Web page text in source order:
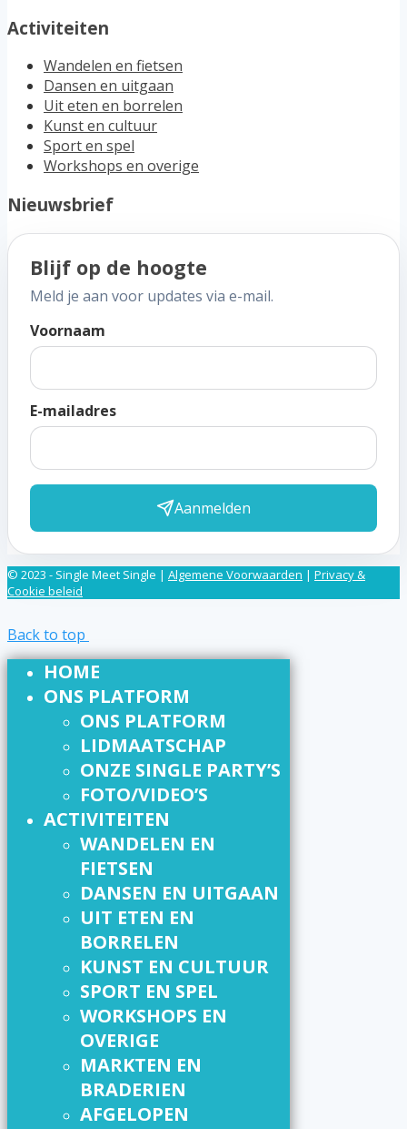
Activiteiten
Wandelen en fietsen
Dansen en uitgaan
Uit eten en borrelen
Kunst en cultuur
Sport en spel
Workshops en overige
Nieuwsbrief
Blijf op de hoogte
Meld je aan voor updates via e-mail.
Voornaam
E-mailadres
Aanmelden
© 2023 - Single Meet Single | Algemene Voorwaarden | Privacy &
Cookie beleid
Back to top
HOME
ONS PLATFORM
ONS PLATFORM
LIDMAATSCHAP
ONZE SINGLE PARTY’S
FOTO/VIDEO’S
ACTIVITEITEN
WANDELEN EN
FIETSEN
DANSEN EN UITGAAN
UIT ETEN EN
BORRELEN
KUNST EN CULTUUR
SPORT EN SPEL
WORKSHOPS EN
OVERIGE
MARKTEN EN
BRADERIEN
AFGELOPEN